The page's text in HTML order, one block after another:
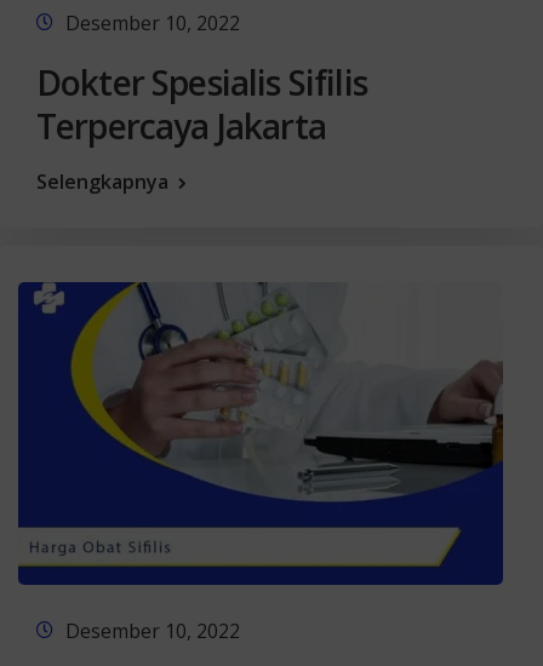
Desember 10, 2022
Dokter Spesialis Sifilis
Terpercaya Jakarta
Selengkapnya
Desember 10, 2022